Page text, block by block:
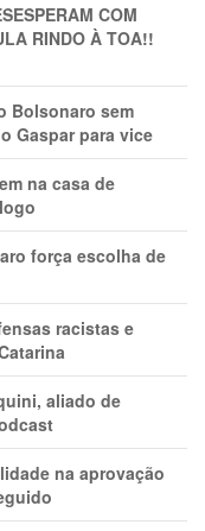
COM
RINDO À TOA!!
Bolsonaro sem
Gaspar para vice
na casa de
força escolha de
racistas e
aliado de
na aprovação